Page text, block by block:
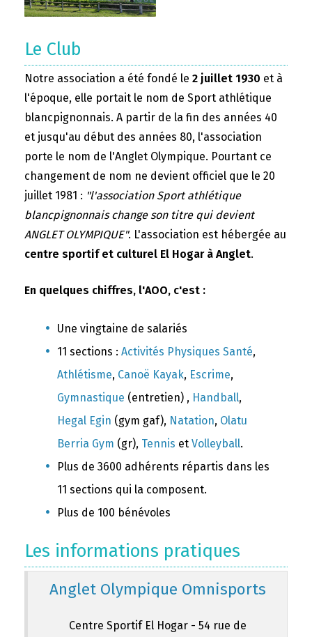
Le Club
Notre association a été fondé le 2 juillet 1930 et à
l'époque, elle portait le nom de Sport athlétique
blancpignonnais. A partir de la fin des années 40
et jusqu'au début des années 80, l'association
porte le nom de l'Anglet Olympique. Pourtant ce
changement de nom ne devient officiel que le 20
juillet 1981 : "l'association Sport athlétique
blancpignonnais change son titre qui devient
ANGLET OLYMPIQUE". L'association est hébergée au
centre sportif et culturel El Hogar à Anglet.
En quelques chiffres, l'AOO, c'est :
Une vingtaine de salariés
11 sections : Activités Physiques Santé,
Athlétisme, Canoë Kayak, Escrime,
Gymnastique (entretien) , Handball,
Hegal Egin (gym gaf), Natation, Olatu
Berria Gym (gr), Tennis et Volleyball.
Plus de 3600 adhérents répartis dans les
11 sections qui la composent.
Plus de 100 bénévoles
Les informations pratiques
Anglet Olympique Omnisports
Centre Sportif El Hogar - 54 rue de